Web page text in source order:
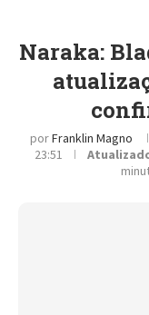
Naraka:
porFranklin Magno
23:51